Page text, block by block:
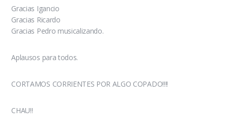
Gracias Igancio
Gracias Ricardo
Gracias Pedro musicalizando.
Aplausos para todos.
CORTAMOS CORRIENTES POR ALGO COPADO!!!!
CHAU!!